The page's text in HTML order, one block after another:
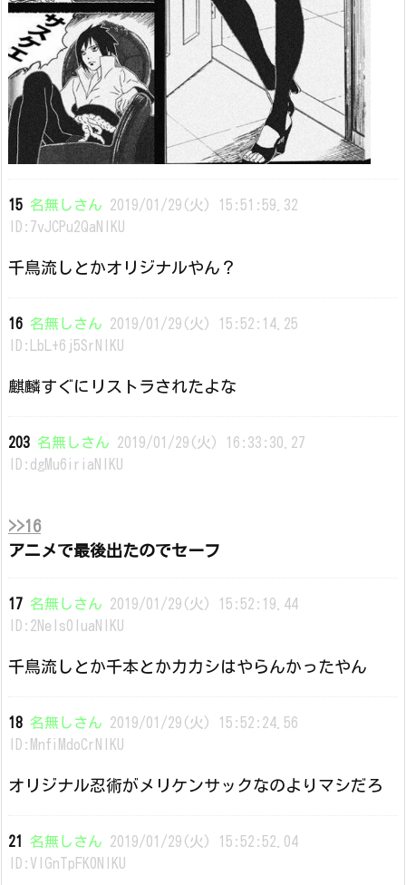
15 名無しさん 2019/01/29(火) 15:51:59.32
ID:7vJCPu2QaNIKU
千鳥流しとかオリジナルやん？
16 名無しさん 2019/01/29(火) 15:52:14.25
ID:LbL+6j5SrNIKU
麒麟すぐにリストラされたよな
203 名無しさん 2019/01/29(火) 16:33:30.27
ID:dgMu6iriaNIKU
>>16
アニメで最後出たのでセーフ
17 名無しさん 2019/01/29(火) 15:52:19.44
ID:2Nels0luaNIKU
千鳥流しとか千本とかカカシはやらんかったやん
18 名無しさん 2019/01/29(火) 15:52:24.56
ID:MnfiMdoCrNIKU
オリジナル忍術がメリケンサックなのよりマシだろ
21 名無しさん 2019/01/29(火) 15:52:52.04
ID:VlGnTpFK0NIKU